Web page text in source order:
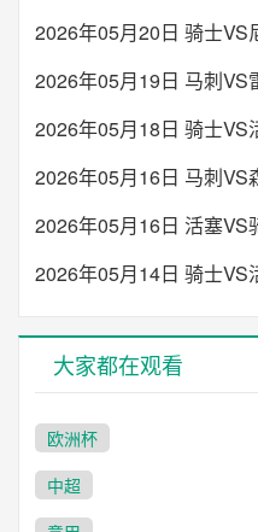
2026年05月19日 马刺VS
2026年05月18日 骑士VS
2026年05月16日 活塞VS
2026年05月14日 骑士VS
大家都在观看
欧洲杯
中超